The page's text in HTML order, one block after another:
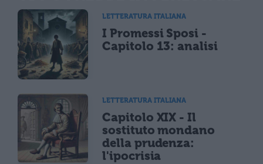
LETTERATURA ITALIANA
I Promessi Sposi -
Capitolo 13: analisi
LETTERATURA ITALIANA
Capitolo XIX - Il
sostituto mondano
della prudenza:
l'ipocrisia